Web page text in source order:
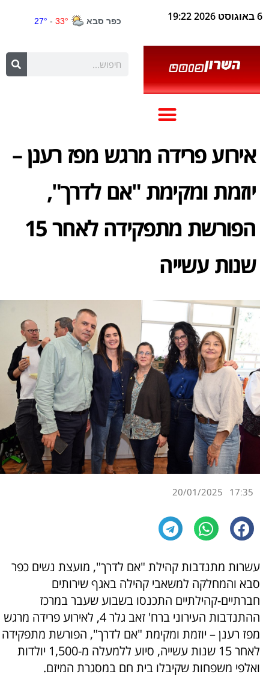
6 באוגוסט 2026 19:22
אירוע פרידה מרגש מפז רענן –
יוזמת ומקימת "אם לדרך",
הפורשת מתפקידה לאחר 15
שנות עשייה
17:35
20/01/2025
עשרות מתנדבות קהילת "אם לדרך", מועצת נשים כפר
סבא והמחלקה למשאבי קהילה באגף שירותים
חברתיים-קהילתיים התכנסו בשבוע שעבר במרכז
ההתנדבות העירוני ברח' זאב גלר 4, לאירוע פרידה מרגש
מפז רענן – יוזמת ומקימת "אם לדרך", הפורשת מתפקידה
לאחר 15 שנות עשייה, סיוע ללמעלה מ-1,500 יולדות
ואלפי משפחות שקיבלו בית חם במסגרת המיזם.